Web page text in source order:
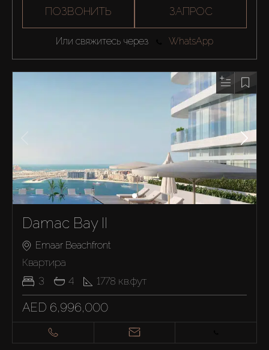
ПОЗВОНИТЬ ЗАПРОС
Или свяжитесь через WhatsApp
Damac Bay II
Emaar Beachfront
Квартира
3
4 1778 кв.фут
AED 6,996,000